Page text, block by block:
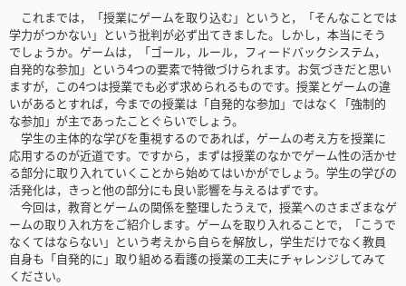
これまでは，「授業にゲームを取り込む」というと，「そんなことでは
学力がつかない」という批判が必ず出てきました。しかし，本当にそう
でしょうか。ゲームは，「ゴール，ルール，フィードバックシステム，
自発的な参加」という4つの要素で特徴づけられます。お気づきだと思い
ますが，この4つは授業でも必ず求められるものです。授業とゲームの違
いがあるとすれば，今までの授業は「自発的な参加」ではなく「強制的
な参加」が主であったことぐらいでしょう。
学生の主体的な学びを重視するのであれば，ゲームの考え方を授業に
応用するのが近道です。ですから，まずは授業のなかでゲーム性の活かせ
る部分に取り入れていくことから始めてはいかがでしょう。学生の学びの
活発化は，きっと他の部分にも良い影響を与えるはずです。
今回は，教育とゲームの関係を整理したうえで，授業へのさまざまなゲ
ームの取り入れ方をご紹介します。ゲームを取り入れることで，「こうで
なくてはならない」という考えから自らを解放し，学生だけでなく教員
自身も「自発的に」取り組める看護の授業の工夫にチャレンジしてみて
ください。